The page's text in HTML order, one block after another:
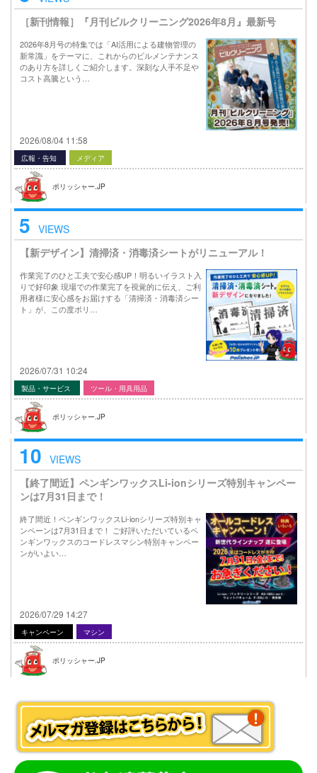
［新刊情報］『月刊ビルクリーニング2026年8月』最新号
2026年8月号の特集では「AI活用による建物管理の
新常識」をテーマに、これからのビルメンテナンス
のあり方を詳しくご紹介します。深刻な人手不足や
コスト高騰という…
2026/08/04 11:58
広報・告知 メディア
ポリッシャー.JP
5 VIEWS
【新デザイン】清掃済・消毒済シートがリニューアル！
作業完了のひと工夫で安心感UP！明るいイラスト入
りで好印象 現場での作業完了を視覚的に伝え、ご利
用者様に安心感をお届けする「清掃済・消毒済シー
ト」が、この度ポリ…
2026/07/31 10:24
製品・サービス ツール・用具用品
ポリッシャー.JP
10 VIEWS
【終了間近】ペンギンワックスLi-ionシリーズ特別キャンペー
ンは7月31日まで！
終了間近！ペンギンワックスLi-ionシリーズ特別キャ
ンペーンは7月31日まで！ ご好評いただいているペ
ンギンワックスのコードレスマシン特別キャンペー
ンがいよい…
2026/07/29 14:27
キャンペーン マシン
ポリッシャー.JP